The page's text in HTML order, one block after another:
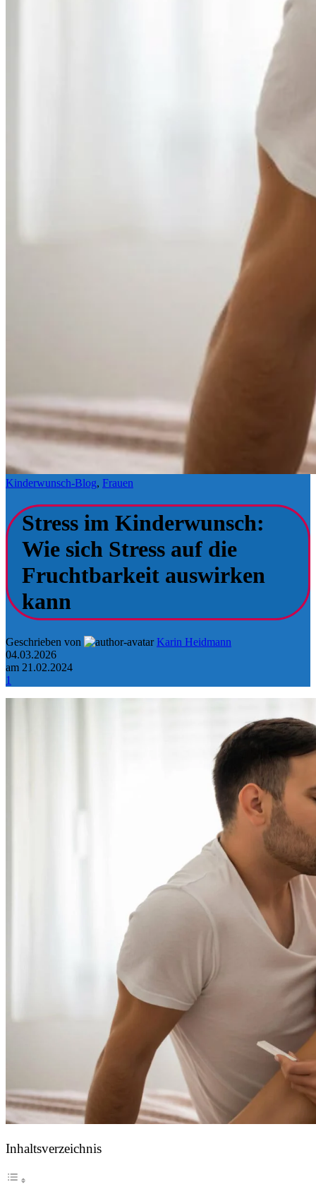
Kinderwunsch-Blog, Frauen
Stress im Kinderwunsch:
Wie sich Stress auf die
Fruchtbarkeit auswirken
kann
Geschrieben von
Karin Heidmann
04.03.2026
am 21.02.2024
1
Inhaltsverzeichnis